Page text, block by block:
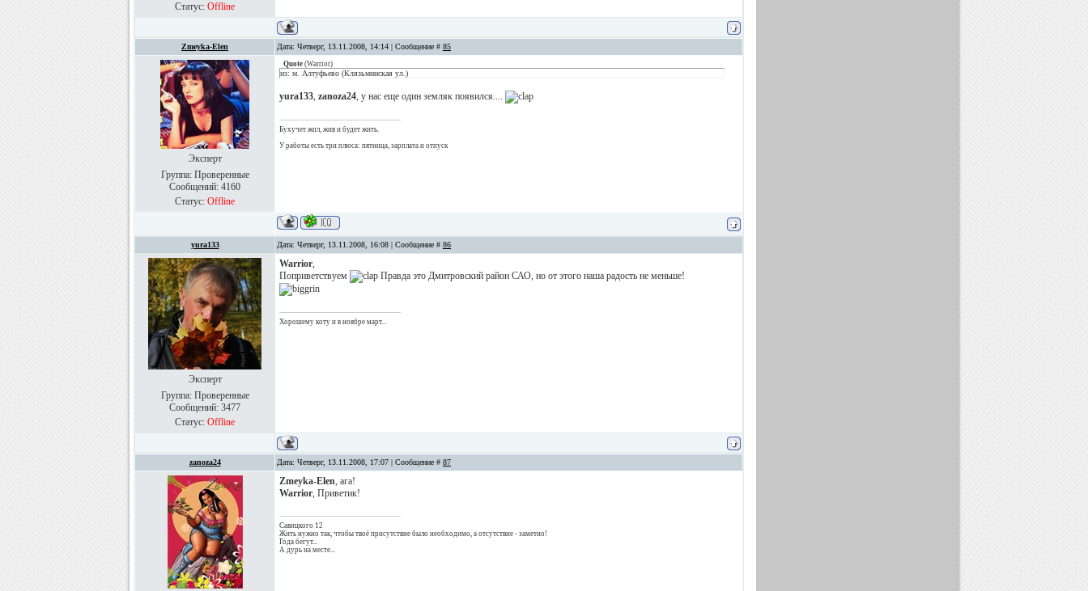
Статус: Offline
Zmeyka-Elen Дата: Четверг, 13.11.2008, 14:14 | Сообщение # 85
Эксперт
Группа: Проверенные
Сообщений: 4160
Статус: Offline
Quote (Warrior)
из: м. Алтуфьево (Клязьминская ул.)
yura133, zanoza24, у нас еще один земляк появился....
Бухучет жил, жив и будет жить.
У работы есть три плюса: пятница, зарплата и отпуск
yura133 Дата: Четверг, 13.11.2008, 16:08 | Сообщение # 86
Эксперт
Группа: Проверенные
Сообщений: 3477
Статус: Offline
Warrior,
Поприветствуем
Правда это Дмитровский район САО, но от этого наша радость не меньше!
Хорошему коту и в ноябре март...
zanoza24 Дата: Четверг, 13.11.2008, 17:07 | Сообщение # 87
Zmeyka-Elen, ага!
Warrior, Приветик!
Савицкого 12
Жить нужно так, чтобы твоё присутствие было необходимо, а отсутствие - заметно!
Года бегут...
А дурь на месте...